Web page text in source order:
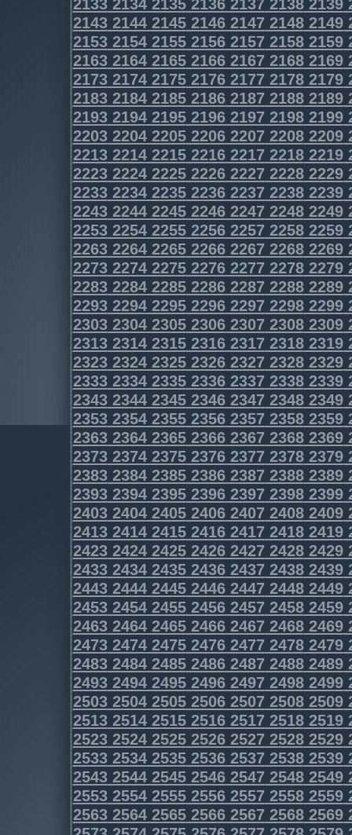
2143214421452146214721482149
2153215421552156215721582159
2163216421652166216721682169
2173217421752176217721782179
2183218421852186218721882189
2193219421952196219721982199
2203220422052206220722082209
2213221422152216221722182219
2223222422252226222722282229
2233223422352236223722382239
2243224422452246224722482249
2253225422552256225722582259
2263226422652266226722682269
2273227422752276227722782279
2283228422852286228722882289
2293229422952296229722982299
2303230423052306230723082309
2313231423152316231723182319
2323232423252326232723282329
2333233423352336233723382339
2343234423452346234723482349
2353235423552356235723582359
2363236423652366236723682369
2373237423752376237723782379
2383238423852386238723882389
2393239423952396239723982399
2403240424052406240724082409
2413241424152416241724182419
2423242424252426242724282429
2433243424352436243724382439
2443244424452446244724482449
2453245424552456245724582459
2463246424652466246724682469
2473247424752476247724782479
2483248424852486248724882489
2493249424952496249724982499
2503250425052506250725082509
2513251425152516251725182519
2523252425252526252725282529
2533253425352536253725382539
2543254425452546254725482549
2553255425552556255725582559
2563256425652566256725682569